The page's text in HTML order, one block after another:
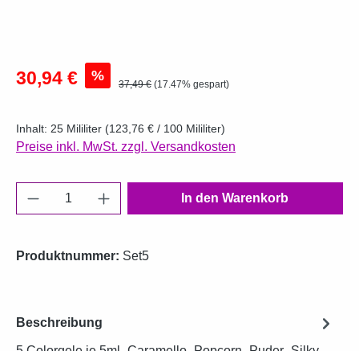
Verkaufspreis:
30,94 € % Regulärer Preis:
37,49 € (17.47% gespart)
Inhalt: 25 Mililiter (123,76 € / 100 Mililiter)
Preise inkl. MwSt. zzgl. Versandkosten
Produkt Anzahl: Gib den gewünschten
In den Warenkorb
Produktnummer: Set5
Beschreibung